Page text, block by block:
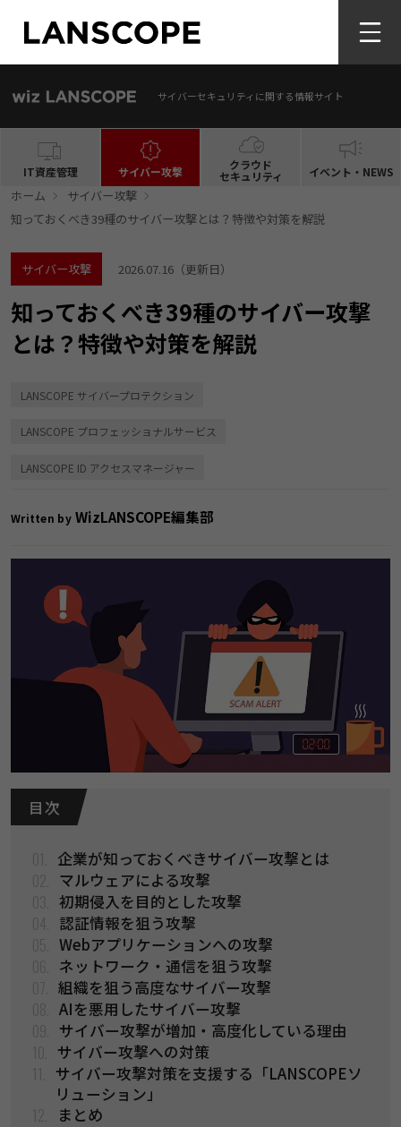
サイバーセキュリティに関する情報サイト
IT資産管理 サイバー攻撃 クラウド
セキュリティ イベント・NEWS
ホーム
サイバー攻撃
知っておくべき39種のサイバー攻撃とは？特徴や対策を解説
サイバー攻撃 2026.07.16（更新日）
知っておくべき39種のサイバー攻撃
とは？特徴や対策を解説
LANSCOPE サイバープロテクション
LANSCOPE プロフェッショナルサービス
LANSCOPE ID アクセスマネージャー
Written byWizLANSCOPE編集部
目 次
企業が知っておくべきサイバー攻撃とは
マルウェアによる攻撃
初期侵入を目的とした攻撃
認証情報を狙う攻撃
Webアプリケーションへの攻撃
ネットワーク・通信を狙う攻撃
組織を狙う高度なサイバー攻撃
AIを悪用したサイバー攻撃
サイバー攻撃が増加・高度化している理由
サイバー攻撃への対策
サイバー攻撃対策を支援する「LANSCOPEソ
リューション」
まとめ